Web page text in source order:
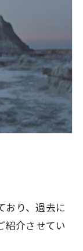
おり、過去に
紹介させてい